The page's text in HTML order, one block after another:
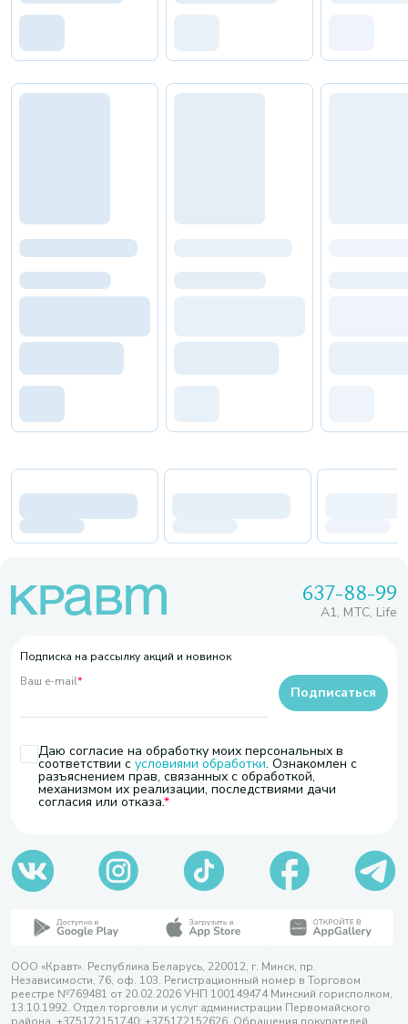
637-88-99
A1, МТС, Life
Подписка на рассылку акций и новинок
Ваш e-mail*
Даю согласие на обработку моих персональных в
соответствии с условиями обработки. Ознакомлен с
разъяснением прав, связанных с обработкой,
механизмом их реализации, последствиями дачи
согласия или отказа.
Подписаться
ООО «Кравт». Республика Беларусь, 220012, г. Минск, пр.
Независимости, 76, оф. 103. Регистрационный номер в Торговом
реестре №769481 от 20.02.2026 УНП 100149474 Минский горисполком,
13.10.1992. Отдел торговли и услуг администрации Первомайского